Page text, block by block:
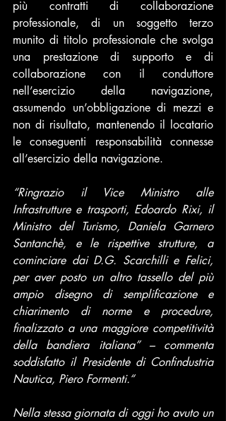
più contratti di collaborazione
professionale, di un soggetto terzo
munito di titolo professionale che svolga
una prestazione di supporto e di
collaborazione con il conduttore
nell’esercizio della navigazione,
assumendo un’obbligazione di mezzi e
non di risultato, mantenendo il locatario
le conseguenti responsabilità connesse
all’esercizio della navigazione.
“Ringrazio il Vice Ministro alle
Infrastrutture e trasporti, Edoardo Rixi, il
Ministro del Turismo, Daniela Garnero
Santanchè, e le rispettive strutture, a
cominciare dai D.G. Scarchilli e Felici,
per aver posto un altro tassello del più
ampio disegno di semplificazione e
chiarimento di norme e procedure,
finalizzato a una maggiore competitività
della bandiera italiana” – commenta
soddisfatto il Presidente di Confindustria
Nautica, Piero Formenti.“
Nella stessa giornata di oggi ho avuto un